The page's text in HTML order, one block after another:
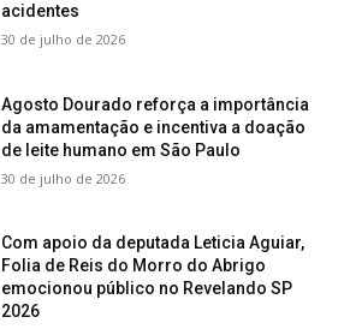
acidentes
30 de julho de 2026
Agosto Dourado reforça a importância
da amamentação e incentiva a doação
de leite humano em São Paulo
30 de julho de 2026
Com apoio da deputada Leticia Aguiar,
Folia de Reis do Morro do Abrigo
emocionou público no Revelando SP
2026